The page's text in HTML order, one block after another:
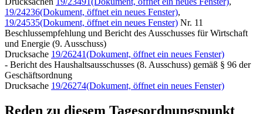
19/24236(Dokument, öffnet ein neues Fenster),
19/24535(Dokument, öffnet ein neues Fenster) Nr. 11
Beschlussempfehlung und Bericht des Ausschusses für Wirtschaft
und Energie (9. Ausschuss)
Drucksache 19/26241(Dokument, öffnet ein neues Fenster)
- Bericht des Haushaltsausschusses (8. Ausschuss) gemäß § 96 der
Geschäftsordnung
Drucksache 19/26274(Dokument, öffnet ein neues Fenster)
Reden zu diesem Tagesordnungspunkt